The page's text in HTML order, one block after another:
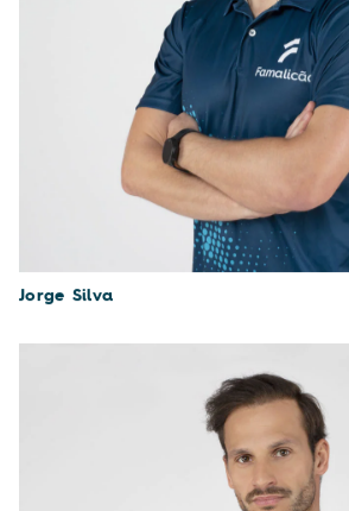
Jorge Silva